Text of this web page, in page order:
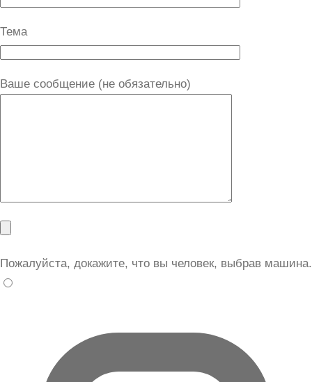
Тема
Ваше сообщение (не обязательно)
Пожалуйста, докажите, что вы человек, выбрав машина.